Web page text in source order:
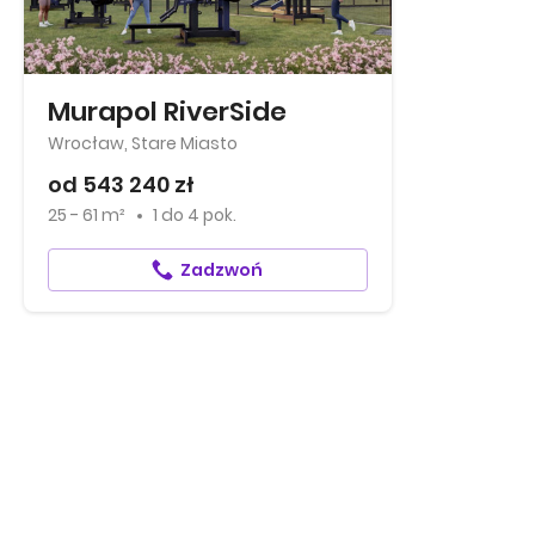
Murapol RiverSide
Wrocław, Stare Miasto
od 543 240 zł
25 - 61 m² 1 do 4 pok.
Zadzwoń